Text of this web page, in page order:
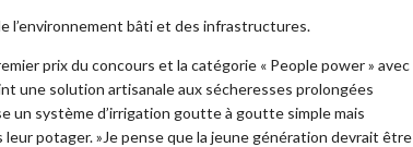
l’environnement bâti et des infrastructures.
prix du concours et la catégorie « People power » avec
une solution artisanale aux sécheresses prolongées
système d’irrigation goutte à goutte simple mais
potager. »Je pense que la jeune génération devrait être